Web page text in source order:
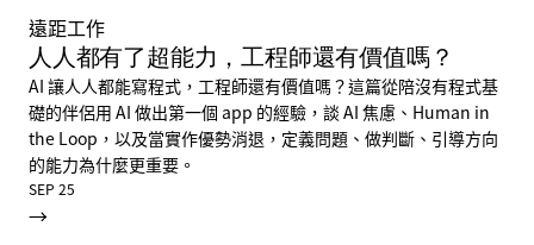
遠距工作
人人都有了超能力，工程師還有價值嗎？
AI 讓人人都能寫程式，工程師還有價值嗎？這篇從陪沒有程式基
礎的伴侶用 AI 做出第一個 app 的經驗，談 AI 焦慮、Human in
the Loop，以及當實作優勢消退，定義問題、做判斷、引導方向
的能力為什麼更重要。
SEP 25
→